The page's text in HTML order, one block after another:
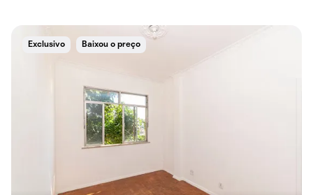
Exclusivo Baixou o preço